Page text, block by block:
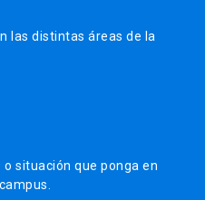
las distintas áreas de la
situación que ponga en